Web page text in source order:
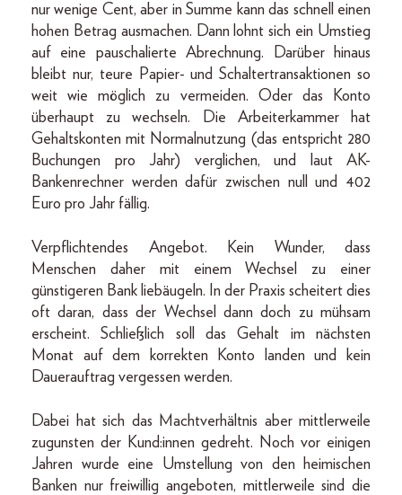
nur wenige Cent, aber in Summe kann das schnell einen
hohen Betrag ausmachen. Dann lohnt sich ein Umstieg
auf eine pauschalierte Abrechnung. Darüber hinaus
bleibt nur, teure Papier- und Schaltertransaktionen so
weit wie möglich zu vermeiden. Oder das Konto
überhaupt zu wechseln. Die Arbeiterkammer hat
Gehaltskonten mit Normalnutzung (das entspricht 280
Buchungen pro Jahr) verglichen, und laut AK-
Bankenrechner werden dafür zwischen null und 402
Euro pro Jahr fällig.
Verpflichtendes Angebot. Kein Wunder, dass
Menschen daher mit einem Wechsel zu einer
günstigeren Bank liebäugeln. In der Praxis scheitert dies
oft daran, dass der Wechsel dann doch zu mühsam
erscheint. Schließlich soll das Gehalt im nächsten
Monat auf dem korrekten Konto landen und kein
Dauerauftrag vergessen werden.
Dabei hat sich das Machtverhältnis aber mittlerweile
zugunsten der Kund:innen gedreht. Noch vor einigen
Jahren wurde eine Umstellung von den heimischen
Banken nur freiwillig angeboten, mittlerweile sind die